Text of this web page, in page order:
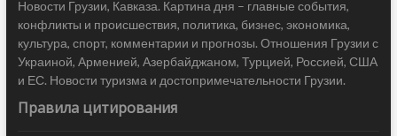
Новости Грузии, Кавказа. Картина дня – главные события,
конфликты и происшествия, политика, бизнес, экономика,
культура, спорт, комментарии и прогнозы. Отношения Грузии с
Украиной, Арменией, Азербайджаном, Турцией, Россией, США
и ЕС. Новости туризма и достопримечательности Грузии.
Правила цитирования